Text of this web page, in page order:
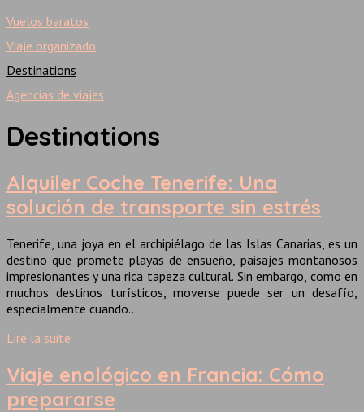
Vuelos baratos
Viaje organizado
Destinations
Agencias de viajes
Destinations
Alquiler Coche Tenerife: Una
solución de transporte sin estrés
Tenerife, una joya en el archipiélago de las Islas Canarias, es un
destino que promete playas de ensueño, paisajes montañosos
impresionantes y una rica tapeza cultural. Sin embargo, como en
muchos destinos turísticos, moverse puede ser un desafío,
especialmente cuando…
Lire la suite
Viaje enológico en Francia: Cómo
prepararse